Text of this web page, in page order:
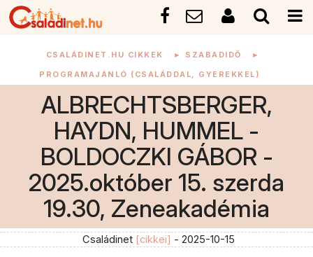
CSALÁDINET.HU CIKKEK ► SZABADIDŐ ►
PROGRAMAJÁNLÓ (CSALÁDDAL, GYEREKKEL)
ALBRECHTSBERGER,
HAYDN, HUMMEL -
BOLDOCZKI GÁBOR -
2025.október 15. szerda
19.30, Zeneakadémia
Családinet [cikkei] - 2025-10-15